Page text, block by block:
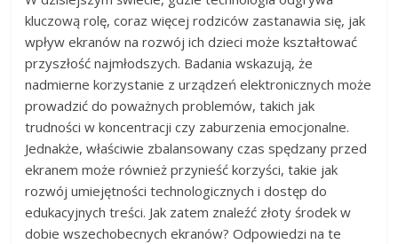
kluczową rolę, coraz więcej rodziców zastanawia się, jak
wpływ ekranów na rozwój ich dzieci może kształtować
przyszłość najmłodszych. Badania wskazują, że
nadmierne korzystanie z urządzeń elektronicznych może
prowadzić do poważnych problemów, takich jak
trudności w koncentracji czy zaburzenia emocjonalne.
Jednakże, właściwie zbalansowany czas spędzany przed
ekranem może również przynieść korzyści, takie jak
rozwój umiejętności technologicznych i dostęp do
edukacyjnych treści. Jak zatem znaleźć złoty środek w
dobie wszechobecnych ekranów? Odpowiedzi na te